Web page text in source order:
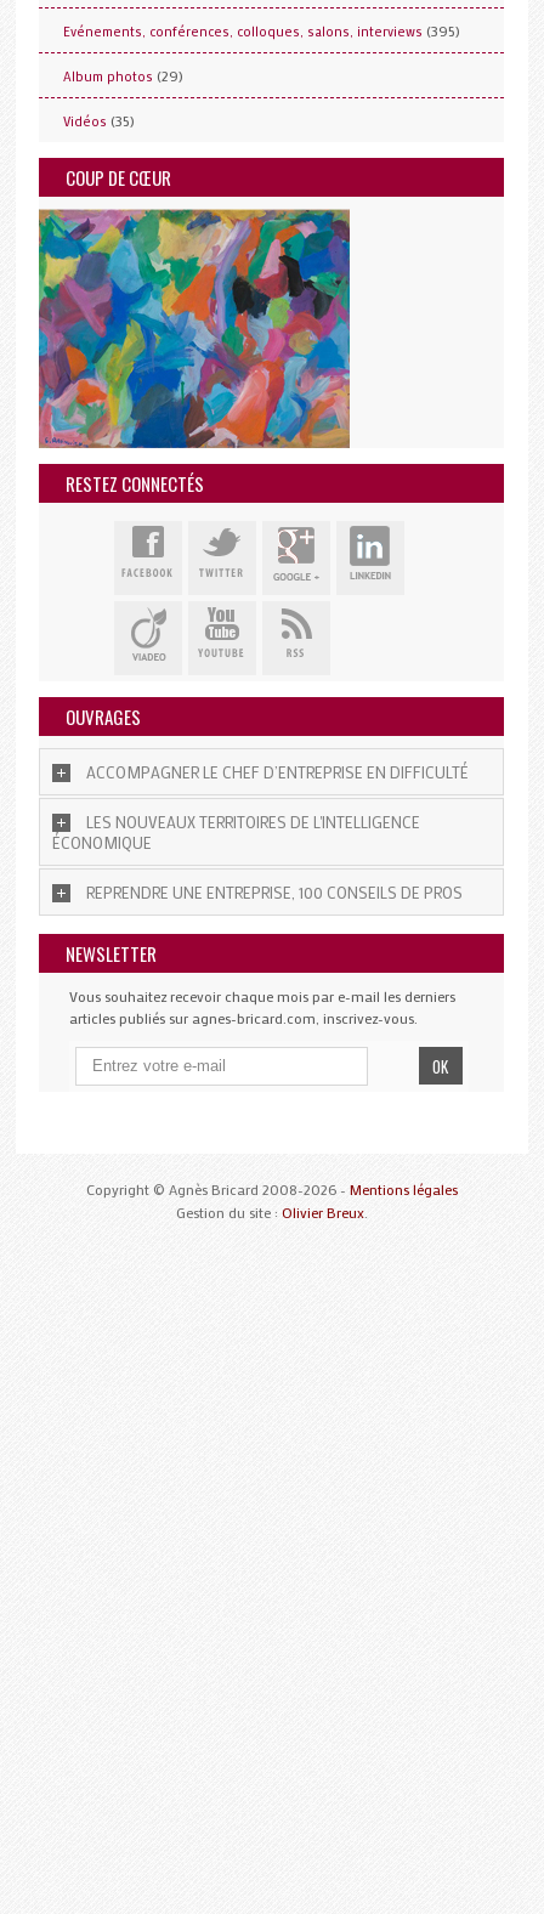
Evénements, conférences, colloques, salons, interviews (395)
Album photos (29)
Vidéos (35)
COUP DE CŒUR
RESTEZ CONNECTÉS
OUVRAGES
ACCOMPAGNER LE CHEF D’ENTREPRISE EN DIFFICULTÉ
LES NOUVEAUX TERRITOIRES DE L'INTELLIGENCE
ÉCONOMIQUE
REPRENDRE UNE ENTREPRISE, 100 CONSEILS DE PROS
NEWSLETTER
Vous souhaitez recevoir chaque mois par e-mail les derniers
articles publiés sur agnes-bricard.com, inscrivez-vous.
Copyright © Agnès Bricard 2008-2026 - Mentions légales
Gestion du site : Olivier Breux.